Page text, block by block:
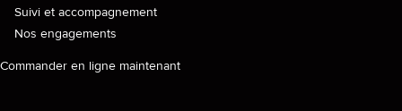
Suivi et accompagnement
Nos engagements
Commander en ligne maintenant